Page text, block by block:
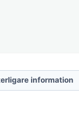
information